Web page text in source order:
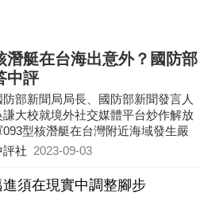
潛艇在台海出意外？國防部
中評
防部新聞局局長、國防部新聞發言人
謙大校就境外社交媒體平台炒作解放
093型核潛艇在台灣附近海域發生嚴
意外一事回應中評社記者提問指出，
評社 2023-09-03
須在現實中調整腳步